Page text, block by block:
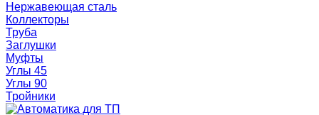
Нержавеющая сталь
Коллекторы
Труба
Заглушки
Муфты
Углы 45
Углы 90
Тройники